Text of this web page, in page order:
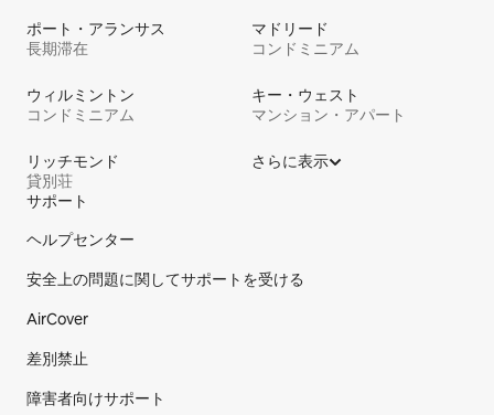
ポート・アランサス
長期滞在
マドリード
コンドミニアム
ウィルミントン
コンドミニアム
キー・ウェスト
マンション・アパート
リッチモンド
貸別荘
さらに表示
サイトのフッターです
サポート
ヘルプセンター
安全上の問題に関してサポートを受ける
AirCover
差別禁止
障害者向けサポート